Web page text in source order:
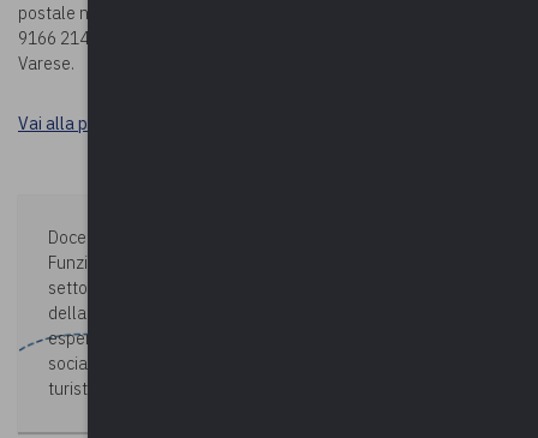
postale n. 19166214 (CODICE IBAN: IT63 U076 0110 8000 0001
9166 214), entrambi intestati a Upel – Via Como n. 40 – 21100
Varese.
Vai alla pagina Durc e tracciabilità
Docente:
Funzionario del Comune di Varese, responsabile del
settore culturale e turistico, già funzionario responsabile
della promozione territoriale, con una precedente
esperienza di funzionario presso i settori educativo e
sociale. Si occupa di Eventi culturali e di promozione
turistica, Sistema bibliotecario urbano e archivio storico.